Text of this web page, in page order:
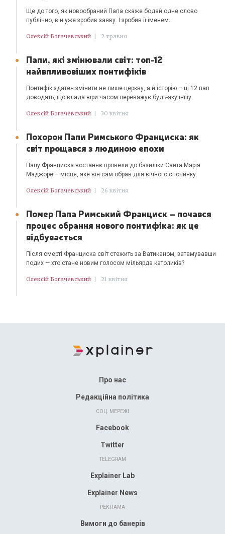
Ще до того, як новообраний Папа скаже бодай одне слово
публічно, він уже зробив заяву. І зробив її іменем.
Олексій Богачевський | 2 травня
Папи, які змінювали світ: топ-12
найвпливовіших понтифіків
Понтифік здатен змінити не лише церкву, а й історію – ці 12 пап
доводять, що влада віри часом переважує будь-яку іншу.
Олексій Богачевський | 30 квітня
Похорон Папи Римського Франциска: як
світ прощався з людиною епохи
Папу Франциска востаннє провели до базиліки Санта Марія
Маджоре – місця, яке він сам обрав для вічного спочинку.
Олексій Богачевський | 26 квітня
Помер Папа Римський Франциск – почався
процес обрання нового понтифіка: як це
відбувається
Після смерті Франциска світ стежить за Ватиканом, затамувавши
подих — хто стане новим голосом мільярда католиків?
Олексій Богачевський | 21 квітня
Про нас
Редакційна політика
СОЦ. МЕРЕЖІ
Facebook
Twitter
TELEGRAM
Explainer Lab
Explainer News
РЕКЛАМА
Вимоги до банерів